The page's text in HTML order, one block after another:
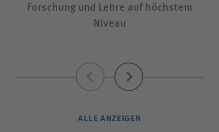
Forschung und Lehre auf höchstem
Niveau
Zurück Weiter
ALLE ANZEIGEN